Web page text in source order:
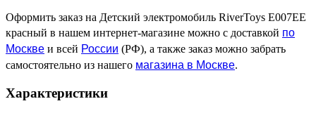
Оформить заказ на Детский электромобиль RiverToys E007EE
красный в нашем интернет-магазине можно с доставкой по
Москве и всей России (РФ), а также заказ можно забрать
самостоятельно из нашего магазина в Москве.
Характеристики